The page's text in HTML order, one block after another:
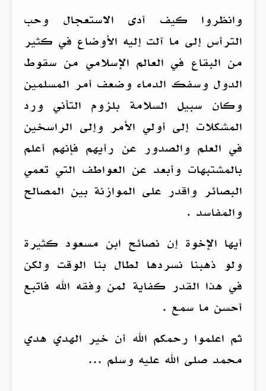
وانظروا كيف أدى الاستعجال وحب
الترأس إلى ما آلت إليه الأوضاع في كثير
من البقاع في العالم الإسلامي من سقوط
الدول وسفك الدماء وضعف أمر المسلمين
وكان سبيل السلامة بلزوم التأني ورد
المشكلات إلى أولي الأمر وإلى الراسخين
في العلم والصدور عن رأيهم فإنهم أعلم
بالمشتبهات وأبعد عن العواطف التي تعمي
البصائر واقدر على الموازنة بين المصالح
والمفاسد .
أيها الإخوة إن نصائح ابن مسعود كثيرة
ولو ذهبنا نسردها لطال بنا الوقت ولكن
في هذا القدر كفاية لمن وفقه الله فاتبع
أحسن ما سمع .
ثم اعلموا رحمكم الله أن خير الهدي هدي
محمد صلى الله عليه وسلم …